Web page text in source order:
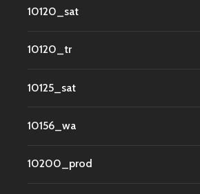
10120_sat
10120_tr
10125_sat
10156_wa
10200_prod